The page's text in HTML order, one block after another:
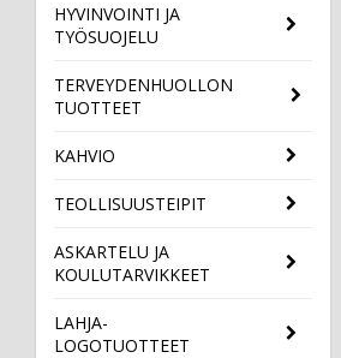
HYVINVOINTI JA
TYÖSUOJELU
TERVEYDENHUOLLON
TUOTTEET
KAHVIO
TEOLLISUUSTEIPIT
ASKARTELU JA
KOULUTARVIKKEET
LAHJA-
LOGOTUOTTEET